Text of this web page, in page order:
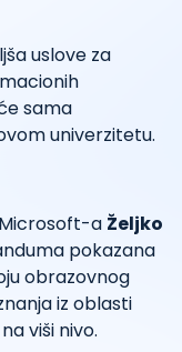
uslove za
sama
univerzitetu.
a Željko
pokazana
obrazovnog
iz oblasti
viši nivo.